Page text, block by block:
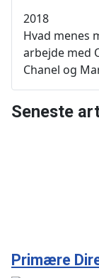
2018
Hvad menes
arbejde med
Chanel og
Seneste
Primære